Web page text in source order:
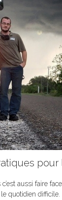
pour
aussi faire
quotidien difficile.